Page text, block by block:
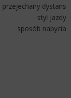
przejechany dystans
styl jazdy
sposób nabycia